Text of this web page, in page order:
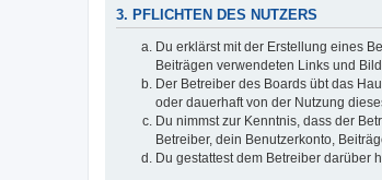
3. PFLICHTEN DES NUTZERS
Du erklärst mit der Erstellung eines
Beiträgen verwendeten Links und
Der Betreiber des Boards übt das
oder dauerhaft von der Nutzung
Du nimmst zur Kenntnis, dass der
Betreiber, dein Benutzerkonto,
Du gestattest dem Betreiber darüber